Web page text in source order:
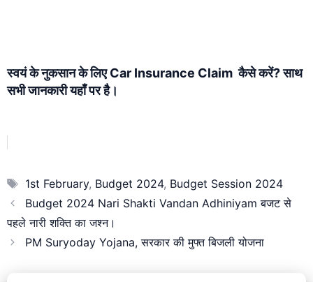
स्वयं के नुकसान के लिए Car Insurance Claim कैसे करें? साथ
सभी जानकारी यहाँ पर है।
Tags
1st February, Budget 2024, Budget Session 2024
Budget 2024 Nari Shakti Vandan Adhiniyam बजट से
पहले नारी शक्ति का जश्न।
PM Suryoday Yojana, सरकार की मुफ्त बिजली योजना